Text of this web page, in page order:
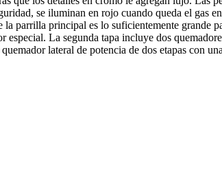
se iluminan en rojo cuando queda el gas
parrilla principal es lo suficientemente grande
La segunda tapa incluye dos
lateral de potencia de dos etapas con